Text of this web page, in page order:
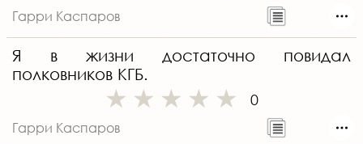
Гарри Каспаров
Я в жизни достаточно повидал
полковников КГБ.
0
Гарри Каспаров